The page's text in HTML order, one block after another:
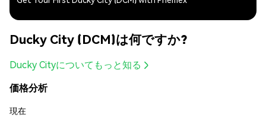
Ducky City (DCM)は何ですか?
Ducky Cityについてもっと知る
価格分析
現在